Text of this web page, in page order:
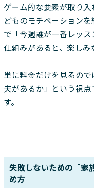
ゲーム的な要素が取り
どものモチベーション
で「今週誰が一番レッ
仕組みがあると、楽しみ
単に料金だけを見るの
夫があるか」という視
す。
失敗しないための「家
め方